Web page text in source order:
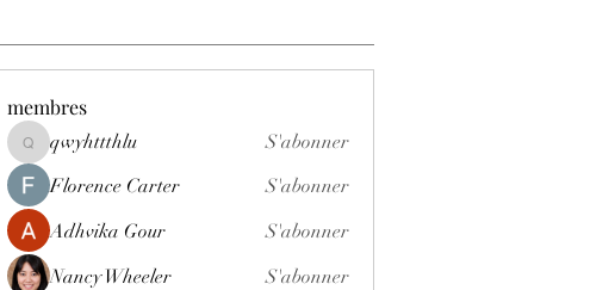
membres
qwyhttthlu
qwyhttthlu
S'abonner
Florence Carter
S'abonner
Adhvika Gour
S'abonner
Nancy Wheeler
S'abonner